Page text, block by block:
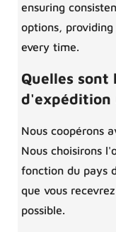
ensuring
options,
every time.
Quelles sont
d'expédition
Nous coopérons
Nous choisirons
fonction du pays
que vous
possible.